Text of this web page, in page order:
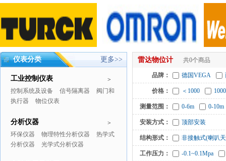
仪表分类 更多>>
>
工业控制仪表
控制系统及设备 信号隔离器
阀门和
执行器
物位仪表
>
分析仪器
环保仪器 物理特性分析仪器
热学式
分析仪器
光学式分析仪器
雷达物位计 共0个商品
品牌： 德国VEGA
价格： ＜1000
测量范围： 0-6m 0-10m
安装方式： 顶部安装
结构形式： 非接触式(喇叭
工作压力： -0.1~0.1Mpa